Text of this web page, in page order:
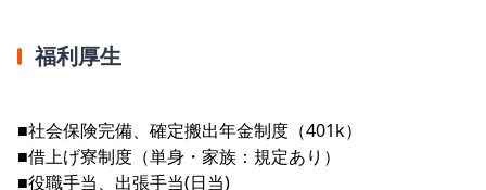
福利厚生
■社会保険完備、確定搬出年金制度（401k）
■借上げ寮制度（単身・家族：規定あり）
■役職手当、出張手当(日当)